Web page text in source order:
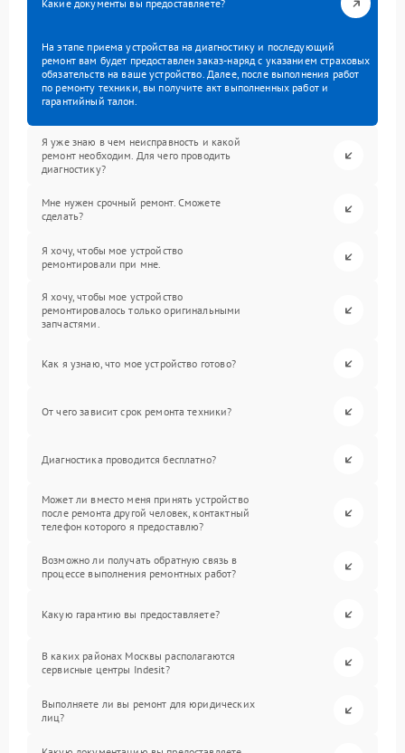
Какие документы вы предоставляете?
На этапе приема устройства на диагностику и последующий
ремонт вам будет предоставлен заказ-наряд с указанием страховых
обязательств на ваше устройство. Далее, после выполнения работ
по ремонту техники, вы получите акт выполненных работ и
гарантийный талон.
Я уже знаю в чем неисправность и какой
ремонт необходим. Для чего проводить
диагностику?
Мне нужен срочный ремонт. Сможете
сделать?
Я хочу, чтобы мое устройство
ремонтировали при мне.
Я хочу, чтобы мое устройство
ремонтировалось только оригинальными
запчастями.
Как я узнаю, что мое устройство готово?
От чего зависит срок ремонта техники?
Диагностика проводится бесплатно?
Может ли вместо меня принять устройство
после ремонта другой человек, контактный
телефон которого я предоставлю?
Возможно ли получать обратную связь в
процессе выполнения ремонтных работ?
Какую гарантию вы предоставляете?
В каких районах Москвы располагаются
сервисные центры Indesit?
Выполняете ли вы ремонт для юридических
лиц?